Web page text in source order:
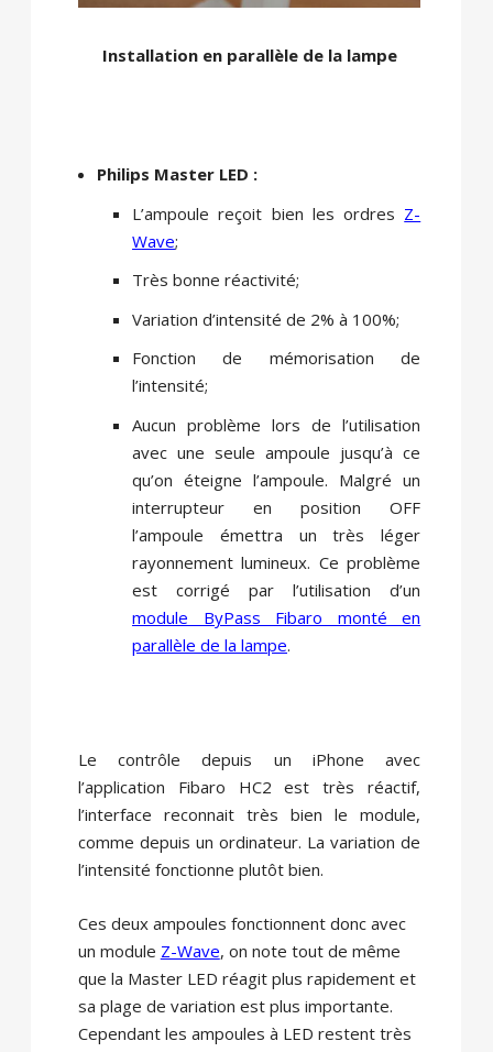
Installation en parallèle de la lampe
Philips Master LED :
L’ampoule reçoit bien les ordres Z-
Wave;
Très bonne réactivité;
Variation d’intensité de 2% à 100%;
Fonction de mémorisation de
l’intensité;
Aucun problème lors de l’utilisation
avec une seule ampoule jusqu’à ce
qu’on éteigne l’ampoule. Malgré un
interrupteur en position OFF
l’ampoule émettra un très léger
rayonnement lumineux. Ce problème
est corrigé par l’utilisation d’un
module ByPass Fibaro monté en
parallèle de la lampe.
Le contrôle depuis un iPhone avec
l’application Fibaro HC2 est très réactif,
l’interface reconnait très bien le module,
comme depuis un ordinateur. La variation de
l’intensité fonctionne plutôt bien.
Ces deux ampoules fonctionnent donc avec
un module Z-Wave, on note tout de même
que la Master LED réagit plus rapidement et
sa plage de variation est plus importante.
Cependant les ampoules à LED restent très